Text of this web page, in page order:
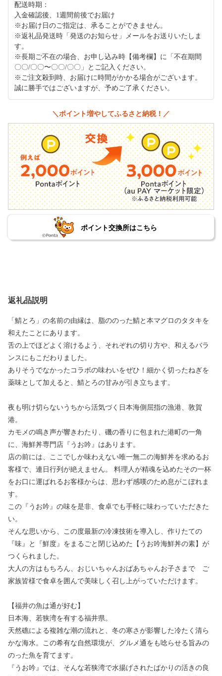
配送時期：
入金確認後、1週間前後でお届け
※お届け日のご指定は、承ることができません。
※返礼品発送時「発送のお知らせ」メールをお送りいたしま
す。
※長期ご不在の場合、お申し込み時【備考欄】に「不在期間
〇〇/〇〇〜〇〇/〇〇」とご記入ください。
※ご注文殺到時、お届けに時間がかかる場合がございます。
誠に勝手ではございますが、予めご了承ください。
＼ポイント増やしてふるさと納税！／
ポイント交換所はこちら
返礼品説明
「鯖とろ」の名前の由縁は、脂ののった鯖と本マグロのタタキを
和えたことにあります。
舌の上でほどよく溶けるよう、それぞれの切り方や、和えるバラ
ンスにもこだわりました。
ありそうでなかったコラボの味わいをぜひ！細かく切ったねぎを
薬味として加えると、鯖とろの甘みが引き立ちます。
夜も明け切らないうちから活気づく日本海側屈指の漁港、敦賀
港。
カモメの鳴き声が響きわたり、磯の香りに包まれた港町の一角
に、海鮮丼専門店『うお吟』はあります。
店の前には、ここでしか味わえない唯一無二の海鮮丼を求めるお
客様で、連日行列が絶えません。 料理人が精魂を込めたその一杯
をお口に運ばれるお客様からは、思わず感嘆のため息がこぼれま
す。
この『うお吟』の味を是非、食卓でも手軽に味わっていただきた
い。
そんな思いから、この度最新の冷凍技術を導入し、作りたての
『味』と『鮮度』をまるごと閉じ込めた【うお吟海鮮丼の素】が
つくられました。
大人の方はもちろん、おじいちゃんおばあちゃんお子さまで ご
家族皆様で食卓を囲んで美味しく召し上がっていただけます。
【福井の魚は通が好む】
日本海、若狭湾を有する福井県。
天然礁による複雑な潮の流れと、冬の寒さが影響した冷たく清ら
かな海水。この希有な自然環境が、グルメ通をも唸らせる旨みの
のった魚を育てます。
『うお吟』では、そんな若狭湾で水揚げされたばかりの活きの良